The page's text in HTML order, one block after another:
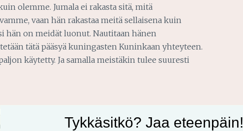
olemme. Jumala ei rakasta sitä, mitä
vaan hän rakastaa meitä sellaisena kuin
hän on meidät luonut. Nautitaan hänen
tätä pääsyä kuningasten Kuninkaan yhteyteen.
käytetty. Ja samalla meistäkin tulee suuresti
Jumala.
tervetulleita luoksesi.Tykkäsitkö? Jaa eteenpäin!